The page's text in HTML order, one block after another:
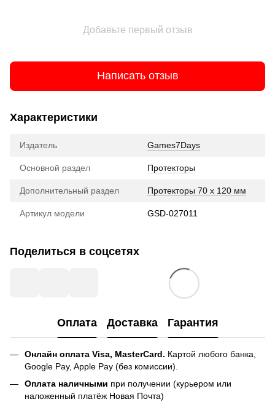
Добавьте первый отзыв
Написать отзыв
Характеристики
Издатель Games7Days
Основной раздел Протекторы
Дополнительный раздел Протекторы 70 x 120 мм
Артикул модели GSD-027011
Поделиться в соцсетях
Оплата Доставка Гарантия
Онлайн оплата Visa, MasterCard. Картой любого банка,
Google Pay, Apple Pay (без комиссии).
Оплата наличными при получении (курьером или
наложенный платёж Новая Почта)